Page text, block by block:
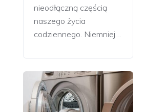
nieodłączną częścią
naszego życia
codziennego. Niemniej…